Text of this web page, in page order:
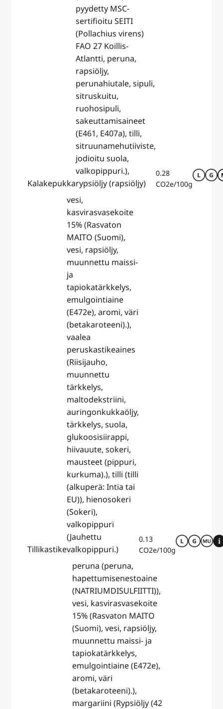
Kalakepukka
pyydetty MSC-
sertifioitu SEITI
(Pollachius virens)
FAO 27 Koillis-
Atlantti, peruna,
rapsiöljy,
perunahiutale, sipuli,
sitruskuitu,
ruohosipuli,
sakeuttamisaineet
(E461, E407a), tilli,
sitruunamehutiiviste,
jodioitu suola,
valkopippuri.),
rypsiöljy (rapsiöljy)
0.28
CO2e/100g
Tillikastike
vesi,
kasvirasvasekoite
15% (Rasvaton
MAITO (Suomi),
vesi, rapsiöljy,
muunnettu maissi-
ja
tapiokatärkkelys,
emulgointiaine
(E472e), aromi, väri
(betakaroteeni).),
vaalea
peruskastikeaines
(Riisijauho,
muunnettu
tärkkelys,
maltodekstriini,
auringonkukkaöljy,
tärkkelys, suola,
glukoosisiirappi,
hiivauute, sokeri,
mausteet (pippuri,
kurkuma).), tilli (tilli
(alkuperä: Intia tai
EU)), hienosokeri
(Sokeri),
valkopippuri
(Jauhettu
valkopippuri.)
0.13
CO2e/100g
peruna (peruna,
hapettumisenestoaine
( NATRIUMDISULFIITTI)),
vesi, kasvirasvasekoite
15% (Rasvaton MAITO
(Suomi), vesi, rapsiöljy,
muunnettu maissi- ja
tapiokatärkkelys,
emulgointiaine (E472e),
aromi, väri
(betakaroteeni).),
margariini (Rypsiöljy (42